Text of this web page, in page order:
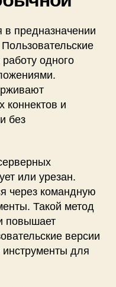
в предназначении
одного
коннектов и
без
или урезан.
через командную
Такой метод
повышает
версии
для